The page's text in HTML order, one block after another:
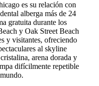
es su relación con
alberga más de 24
gratuita durante los
y Oak Street Beach
y visitantes, ofreciendo
al skyline
arena dorada y
difícilmente repetible